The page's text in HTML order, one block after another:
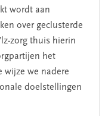
wordt aan
over geclusterde
zorg thuis hierin
het
wijze we nadere
doelstellingen